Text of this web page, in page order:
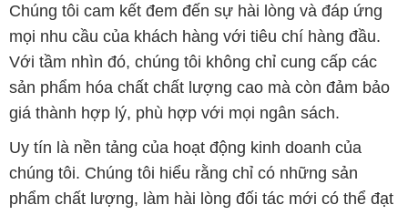
Chúng tôi cam kết đem đến sự hài lòng và đáp ứng
mọi nhu cầu của khách hàng với tiêu chí hàng đầu.
Với tầm nhìn đó, chúng tôi không chỉ cung cấp các
sản phẩm hóa chất chất lượng cao mà còn đảm bảo
giá thành hợp lý, phù hợp với mọi ngân sách.
Uy tín là nền tảng của hoạt động kinh doanh của
chúng tôi. Chúng tôi hiểu rằng chỉ có những sản
phẩm chất lượng, làm hài lòng đối tác mới có thể đạt